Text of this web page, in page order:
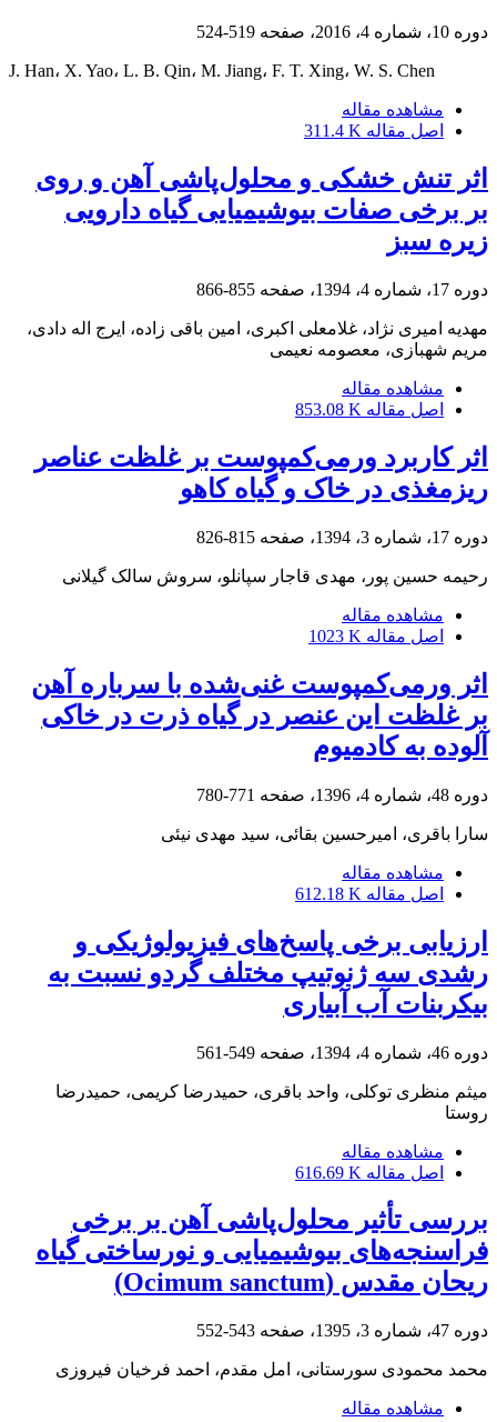
دوره 10، شماره 4، 2016، صفحه 519-524
J. Han، X. Yao، L. B. Qin، M. Jiang، F. T. Xing، W. S. Chen
مشاهده مقاله
اصل مقاله 311.4 K
اثر تنش خشکی و محلول‌پاشی آهن و روی
بر برخی صفات بیوشیمیایی گیاه دارویی
زیره ‌سبز
دوره 17، شماره 4، 1394، صفحه 855-866
مهدیه امیری نژاد، غلامعلی اکبری، امین باقی زاده، ایرج اله دادی،
مریم شهبازی، معصومه نعیمی
مشاهده مقاله
اصل مقاله 853.08 K
اثر کاربرد ورمی‌‌کمپوست بر غلظت عناصر
ریزمغذی در خاک و گیاه کاهو
دوره 17، شماره 3، 1394، صفحه 815-826
رحیمه حسین پور، مهدی قاجار سپانلو، سروش سالک گیلانی
مشاهده مقاله
اصل مقاله 1023 K
اثر ورمی‌کمپوست غنی‌شده با سرباره آهن
بر غلظت این عنصر در گیاه ذرت در خاکی
آلوده به کادمیوم
دوره 48، شماره 4، 1396، صفحه 771-780
سارا باقری، امیرحسین بقائی، سید مهدی نیئی
مشاهده مقاله
اصل مقاله 612.18 K
ارزیابی برخی پاسخ‌های فیزیولوژیکی و
رشدی سه ژنوتیپ مختلف گردو نسبت به
بیکربنات آب آبیاری
دوره 46، شماره 4، 1394، صفحه 549-561
میثم منظری توکلی، واحد باقری، حمیدرضا کریمی، حمیدرضا
روستا
مشاهده مقاله
اصل مقاله 616.69 K
بررسی تأثیر محلول‌پاشی آهن بر برخی
فراسنجه‌های بیوشیمیایی و نورساختی گیاه
ریحان مقدس (Ocimum sanctum)
دوره 47، شماره 3، 1395، صفحه 543-552
محمد محمودی سورستانی، امل مقدم، احمد فرخیان فیروزی
مشاهده مقاله